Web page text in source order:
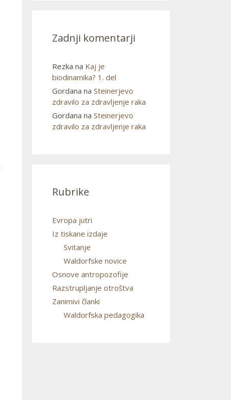
Zadnji komentarji
Rezka na Kaj je
biodinamika? 1. del
Gordana na Steinerjevo
zdravilo za zdravljenje raka
Gordana na Steinerjevo
zdravilo za zdravljenje raka
Rubrike
Evropa jutri
Iz tiskane izdaje
Svitanje
Waldorfske novice
Osnove antropozofije
Razstrupljanje otroštva
Zanimivi članki
Waldorfska pedagogika